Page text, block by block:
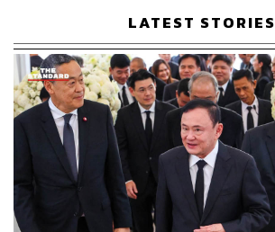
LATEST STORIES